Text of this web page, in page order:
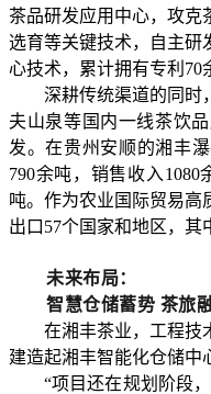
茶品研发应用中心，攻克
选育等关键技术，自主研
心技术，累计拥有专利70
深耕传统渠道的同时
夫山泉等国内一线茶饮
发。在贵州安顺的湘丰
790余吨，销售收入
吨。作为农业国际贸易高
出口57个国家和地区，其
未来布局：
智慧仓储蓄势 茶旅
在湘丰茶业，工程技
建造起湘丰智能化仓储中
“项目还在规划阶段，